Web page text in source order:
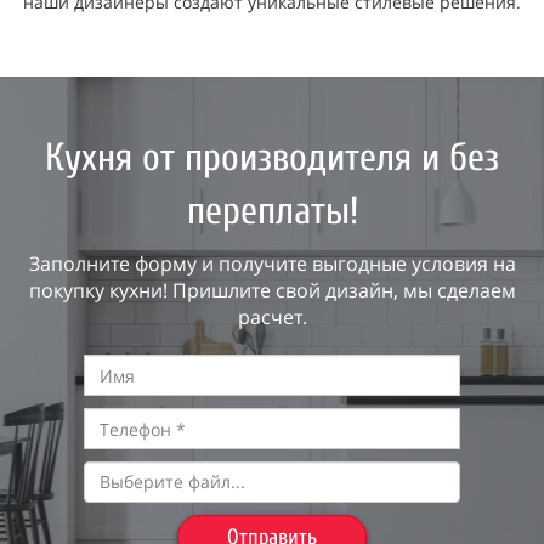
Кухня от производителя и без
переплаты!
Заполните форму и получите выгодные условия на
покупку кухни! Пришлите свой дизайн, мы сделаем
расчет.
Выберите файл...
Отправить